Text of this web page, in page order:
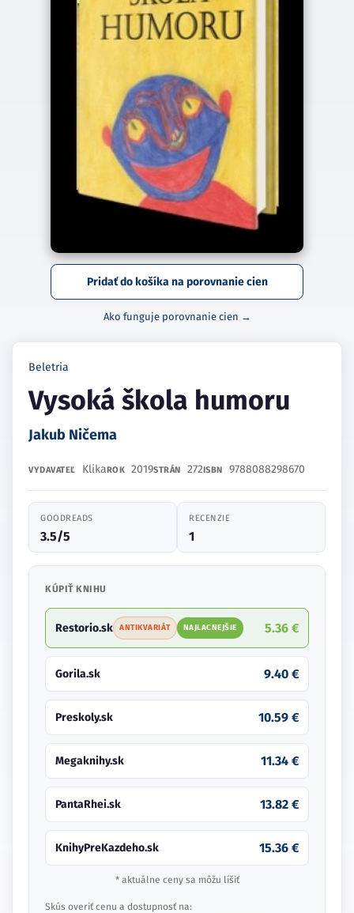
Pridať do košíka na porovnanie cien
Ako funguje porovnanie cien →
Beletria
Vysoká škola humoru
Jakub Ničema
VYDAVATEĽ KlikaROK 2019STRÁN 272ISBN 9788088298670
GOODREADS
3.5/5
RECENZIE
1
KÚPIŤ KNIHU
Restorio.sk ANTIKVARIÁT NAJLACNEJŠIE 5.36 €
Gorila.sk 9.40 €
Preskoly.sk 10.59 €
Megaknihy.sk 11.34 €
PantaRhei.sk 13.82 €
KnihyPreKazdeho.sk 15.36 €
* aktuálne ceny sa môžu líšiť
Skús overiť cenu a dostupnosť na: